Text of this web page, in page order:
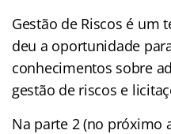
Gestão de Riscos é um
deu a oportunidade
conhecimentos sobre
gestão de riscos e
Na parte 2 (no próximo